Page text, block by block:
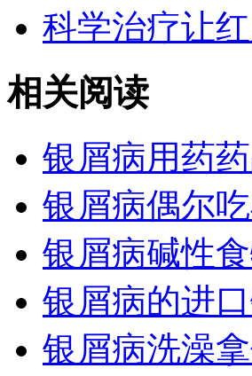
科学治疗让
相关阅读
银屑病用药
银屑病偶尔
银屑病碱性
银屑病的进
银屑病洗澡